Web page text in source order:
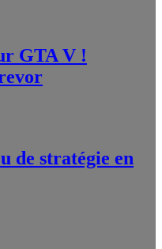
GTA V !
de stratégie en